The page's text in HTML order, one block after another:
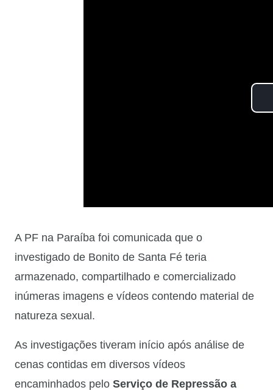
A PF na Paraíba foi comunicada que o
investigado de Bonito de Santa Fé teria
armazenado, compartilhado e comercializado
inúmeras imagens e vídeos contendo material de
natureza sexual.
As investigações tiveram início após análise de
cenas contidas em diversos vídeos
encaminhados pelo Serviço de Repressão a